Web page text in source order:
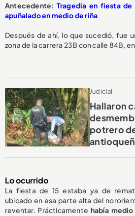
Antecedente: Tragedia en fiesta
apuñalado en medio de riña
Después de ahí, lo que sucedió, fue
zona de la carrera 23B con calle 84B, en
Judicial
Hallaron
potrero
Lo ocurrido
La fiesta de 15 estaba ya de
ubicado en esa parte alta del
reventar. Prácticamente había